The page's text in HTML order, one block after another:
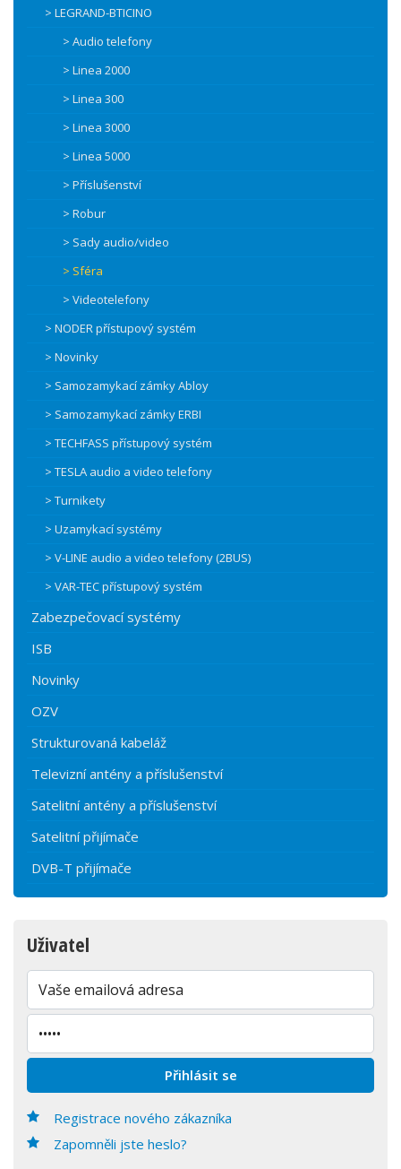
> LEGRAND-BTICINO
> Audio telefony
> Linea 2000
> Linea 300
> Linea 3000
> Linea 5000
> Příslušenství
> Robur
> Sady audio/video
> Sféra
> Videotelefony
> NODER přístupový systém
> Novinky
> Samozamykací zámky Abloy
> Samozamykací zámky ERBI
> TECHFASS přístupový systém
> TESLA audio a video telefony
> Turnikety
> Uzamykací systémy
> V-LINE audio a video telefony (2BUS)
> VAR-TEC přístupový systém
Zabezpečovací systémy
ISB
Novinky
OZV
Strukturovaná kabeláž
Televizní antény a příslušenství
Satelitní antény a příslušenství
Satelitní přijímače
DVB-T přijímače
Uživatel
Registrace nového zákazníka
Zapomněli jste heslo?